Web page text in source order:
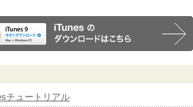
チュートリアル